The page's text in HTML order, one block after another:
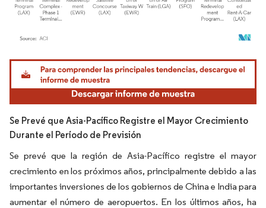
Imagen © Mordor Intelligence. El uso requiere atribución según CC BY 4.0.
Se Prevé que Asia-Pacífico Registre el Mayor Crecimiento
Durante el Período de Previsión
Se prevé que la región de Asia-Pacífico registre el mayor
crecimiento en los próximos años, principalmente debido a las
importantes inversiones de los gobiernos de China e India para
aumentar el número de aeropuertos. En los últimos años, ha